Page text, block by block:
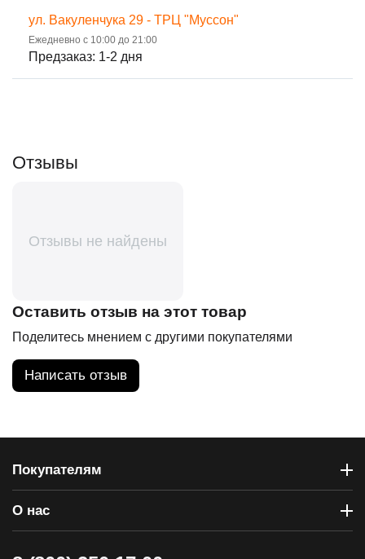
ул. Вакуленчука 29 - ТРЦ "Муссон"
Ежедневно с 10:00 до 21:00
Предзаказ: 1-2 дня
Отзывы
Отзывы не найдены
Оставить отзыв на этот товар
Поделитесь мнением с другими покупателями
Написать отзыв
Покупателям
О нас